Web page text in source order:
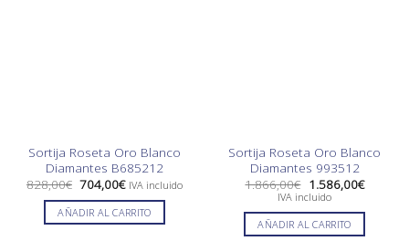
Sortija Roseta Oro Blanco
Diamantes B685212
828,00€ El
precio
original
era:
704,00€El
actual
es:
IVA incluido
AÑADIR AL CARRITO
Sortija Roseta Oro Blanco
Diamantes 993512
1.866,00€ El
precio
era:
1.866,00€.
1.586,00€El
es:
IVA incluido
AÑADIR AL CARRITO